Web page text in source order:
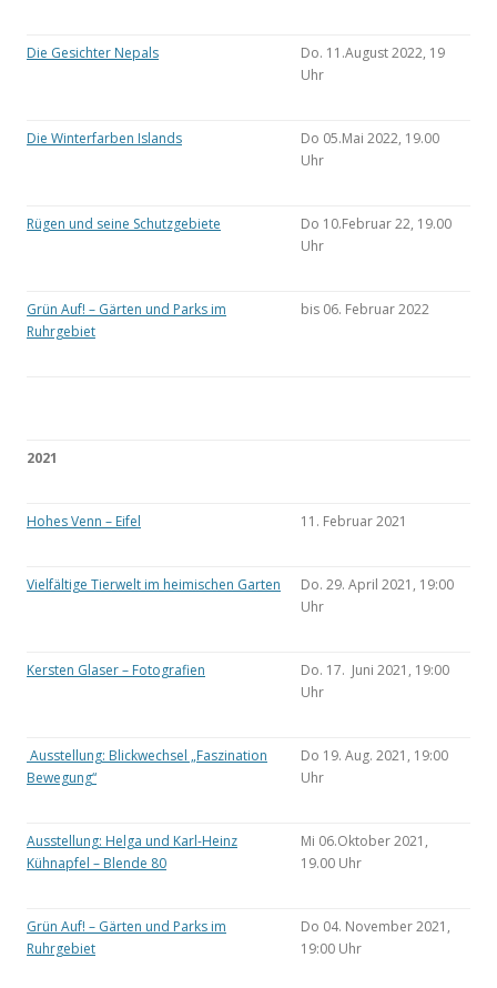
Die Gesichter Nepals
Do. 11.August 2022, 19
Uhr
Die Winterfarben Islands
Do 05.Mai 2022, 19.00
Uhr
Rügen und seine Schutzgebiete
Do 10.Februar 22, 19.00
Uhr
Grün Auf! – Gärten und Parks im
Ruhrgebiet
bis 06. Februar 2022
2021
Hohes Venn – Eifel 11. Februar 2021
Vielfältige Tierwelt im heimischen Garten
Do. 29. April 2021, 19:00
Uhr
Kersten Glaser – Fotografien
Do. 17. Juni 2021, 19:00
Uhr
Ausstellung: Blickwechsel „Faszination
Bewegung“
Do 19. Aug. 2021, 19:00
Uhr
Ausstellung: Helga und Karl-Heinz
Kühnapfel – Blende 80
Mi 06.Oktober 2021,
19.00 Uhr
Grün Auf! – Gärten und Parks im
Ruhrgebiet
Do 04. November 2021,
19:00 Uhr